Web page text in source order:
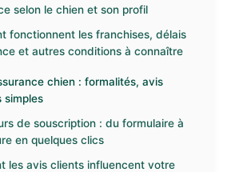
selon le chien et son profil
fonctionnent les franchises, délais
et autres conditions à connaître
chien : formalités, avis
simples
de souscription : du formulaire à
en quelques clics
les avis clients influencent votre